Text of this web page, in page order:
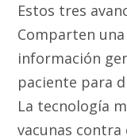
Estos tres
Comparten
información
paciente para
La tecnología
vacunas contra